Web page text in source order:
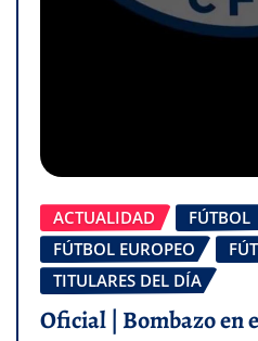
ACTUALIDAD
FÚTBOL
FÚTBOL EUROPEO
TITULARES DEL DÍA
Oficial | Bombazo en